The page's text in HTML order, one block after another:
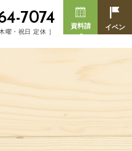
7074
曜・祝日 定休 ］
資料請
求
イベン